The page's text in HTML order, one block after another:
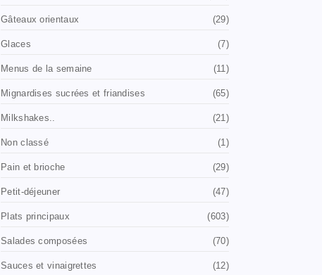
Gâteaux orientaux (29)
Glaces (7)
Menus de la semaine (11)
Mignardises sucrées et friandises (65)
Milkshakes.. (21)
Non classé (1)
Pain et brioche (29)
Petit-déjeuner (47)
Plats principaux (603)
Salades composées (70)
Sauces et vinaigrettes (12)